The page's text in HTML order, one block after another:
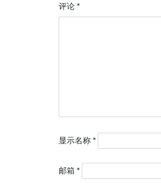
评论 *
显示名称 *
邮箱 *